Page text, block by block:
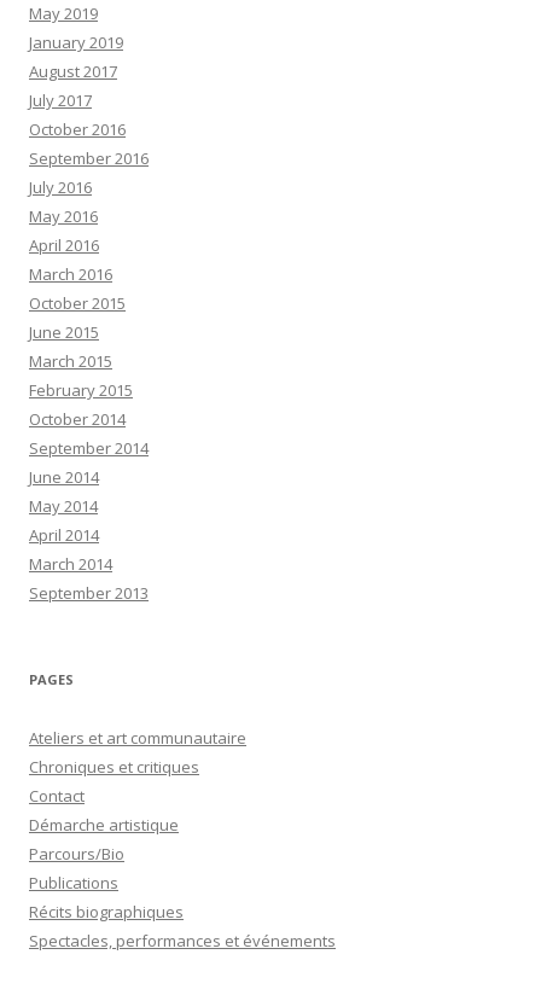
May 2019
January 2019
August 2017
July 2017
October 2016
September 2016
July 2016
May 2016
April 2016
March 2016
October 2015
June 2015
March 2015
February 2015
October 2014
September 2014
June 2014
May 2014
April 2014
March 2014
September 2013
PAGES
Ateliers et art communautaire
Chroniques et critiques
Contact
Démarche artistique
Parcours/Bio
Publications
Récits biographiques
Spectacles, performances et événements